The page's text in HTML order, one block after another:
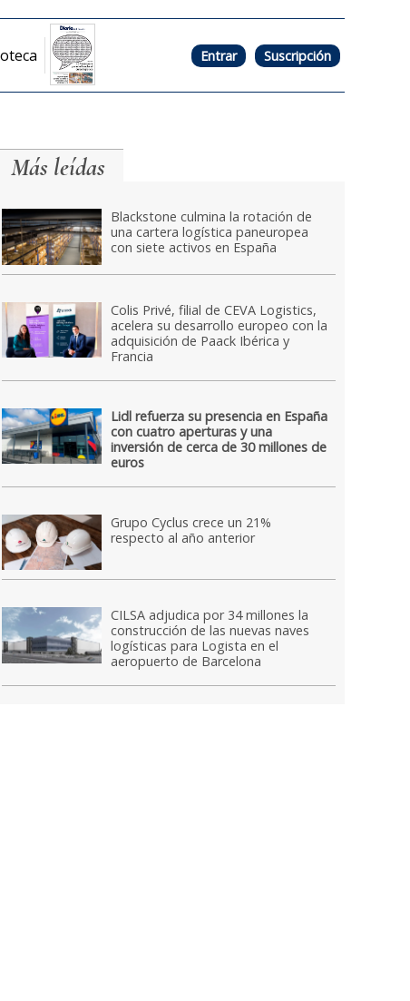
Entrar Suscripción
Más leídas
Blackstone culmina la rotación de
una cartera logística paneuropea
con siete activos en España
Colis Privé, filial de CEVA Logistics,
acelera su desarrollo europeo con la
adquisición de Paack Ibérica y
Francia
Lidl refuerza su presencia en España
con cuatro aperturas y una
inversión de cerca de 30 millones de
euros
Grupo Cyclus crece un 21%
respecto al año anterior
CILSA adjudica por 34 millones la
construcción de las nuevas naves
logísticas para Logista en el
aeropuerto de Barcelona